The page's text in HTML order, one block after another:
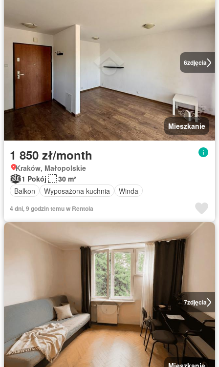
6zdjęcia
Mieszkanie
1 850 zł/month
Kraków, Małopolskie
1 Pokój
30 m²
Balkon
Wyposażona kuchnia Winda
4 dni, 9 godzin temu w Rentola
7zdjęcia